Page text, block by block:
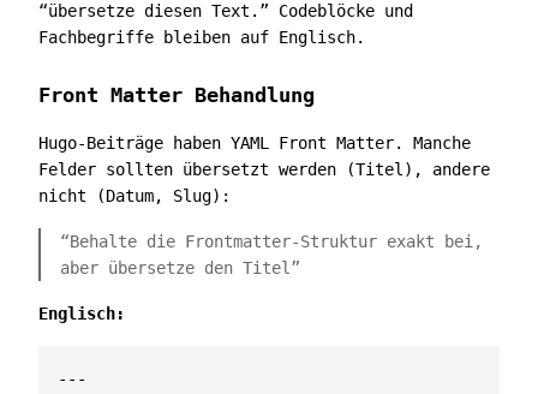
“übersetze diesen Text.” Codeblöcke und
Fachbegriffe bleiben auf Englisch.
Front Matter Behandlung
Hugo-Beiträge haben YAML Front Matter. Manche
Felder sollten übersetzt werden (Titel), andere
nicht (Datum, Slug):
“Behalte die Frontmatter-Struktur exakt bei,
aber übersetze den Titel”
Englisch:
---